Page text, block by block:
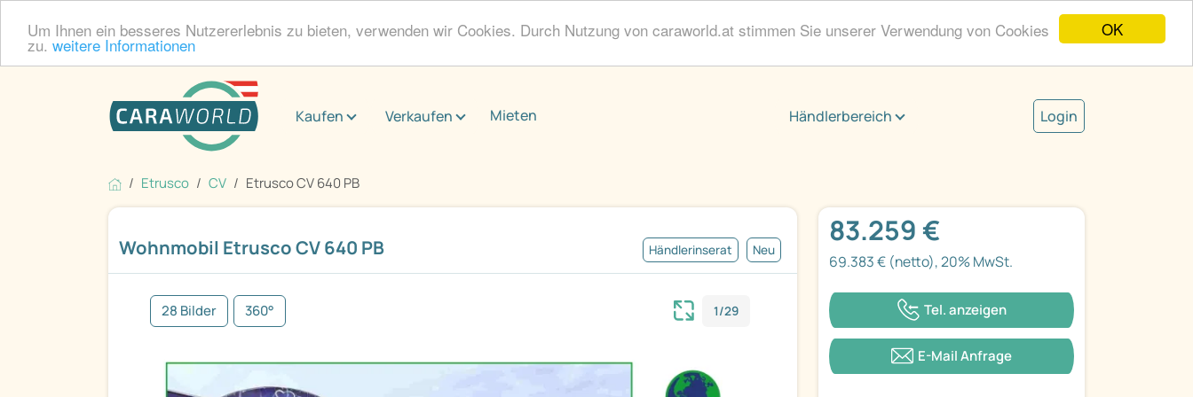
OK
Um Ihnen ein besseres Nutzererlebnis zu bieten, verwenden wir Cookies. Durch Nutzung von caraworld.at stimmen Sie unserer Verwendung von Cookies
zu. weitere Informationen
Kaufen Verkaufen Mieten Händlerbereich Login
Etrusco CV Etrusco CV 640 PB
Wohnmobil Etrusco CV 640 PB Händlerinserat Neu
28 Bilder 360° 1/29
83.259 €
69.383 € (netto), 20% MwSt.
Tel. anzeigen
E-Mail Anfrage